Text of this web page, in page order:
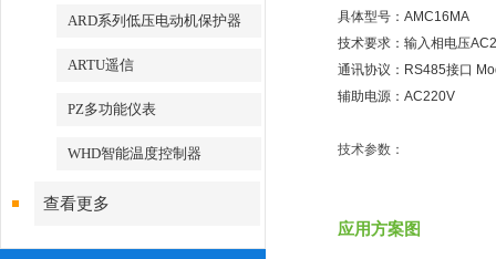
ARD系列低压电动机保护器
ARTU遥信
PZ多功能仪表
WHD智能温度控制器
查看更多
具体型号：AMC16MA
技术要求：输入相电压
通讯协议：RS485接口
辅助电源：AC220V
技术参数：
应用方案图